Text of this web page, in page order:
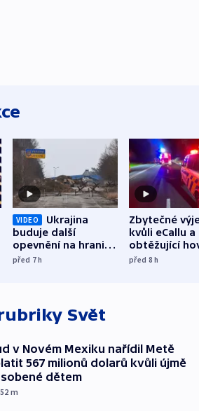
VIDEO
Ukrajina
buduje další
opevnění na hranici
s Běloruskem
před 7h
Zbytečné
kvůli eCallu a
obtěžující
zdržují
před 8h
Svět
v Novém Mexiku nařídil Metě
567 milionů dolarů kvůli újmě
dětem
m